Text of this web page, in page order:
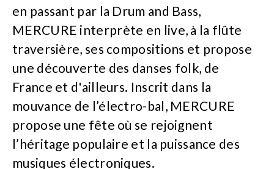
en passant par la Drum and Bass,
MERCURE interprète en live, à la flûte
traversière, ses compositions et propose
une découverte des danses folk, de
France et d'ailleurs. Inscrit dans la
mouvance de l’électro-bal, MERCURE
propose une fête où se rejoignent
l’héritage populaire et la puissance des
musiques électroniques.